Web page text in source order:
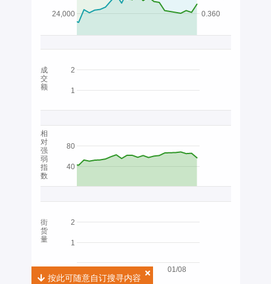
01/08
24,000 0.360
1
2
40
80
1
2
2026
成
交
额
相
对
强
弱
指
数
街
货
量
按此可随意自订搜寻内容
按此可随意自订搜寻内容